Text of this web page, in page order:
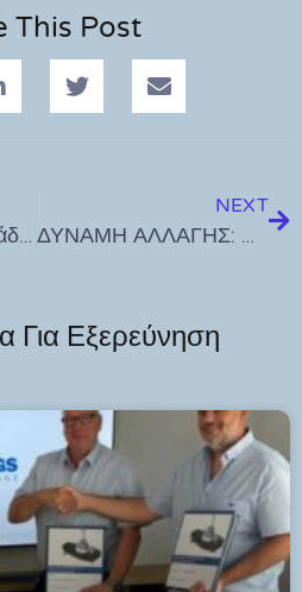
This Post
Συγχαρητήρια Νικητιάδη για βράβευση δημοσιογράφου Μιχάλη Μαστή
NEXT
ΔΥΝΑΜΗ ΑΛΛΑΓΗΣ: Η απάντηση στο ερώτημα γιατί δεν γίνονται έργα στην Κω βρίσκεται στην απαξίωση της Τεχνικής Υπηρεσίας από τη δημοτική αρχή Νικηταρά.
Για Εξερεύνηση